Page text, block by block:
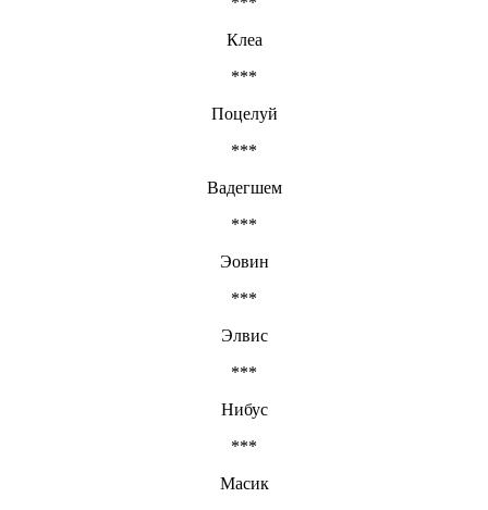
Клеа
***
Поцелуй
***
Вадегшем
***
Эовин
***
Элвис
***
Нибус
***
Масик